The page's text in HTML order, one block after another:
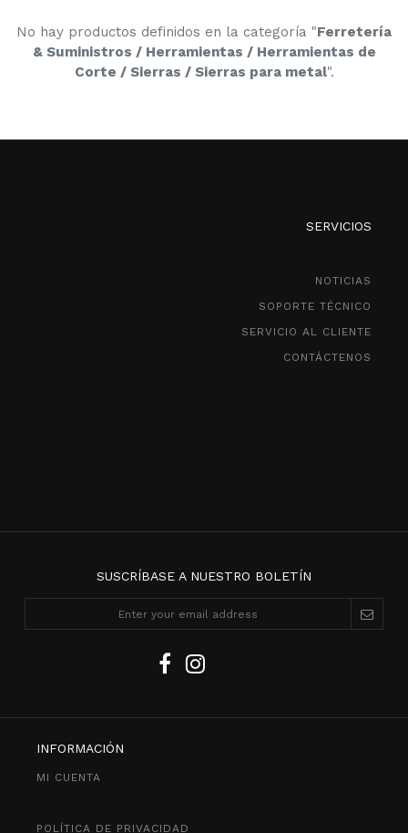
No hay productos definidos en la categoría "Ferretería
& Suministros / Herramientas / Herramientas de
Corte / Sierras / Sierras para metal".
SERVICIOS
NOTICIAS
SOPORTE TÉCNICO
SERVICIO AL CLIENTE
CONTÁCTENOS
SUSCRÍBASE A NUESTRO BOLETÍN
INFORMACIÓN
MI CUENTA
POLÍTICA DE PRIVACIDAD